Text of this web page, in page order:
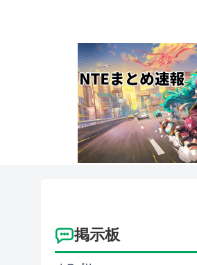
掲示板